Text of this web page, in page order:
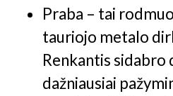
Praba – tai
tauriojo metalo
Renkantis sidabro
dažniausiai